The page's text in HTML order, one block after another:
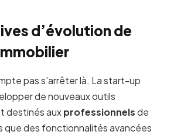
d’évolution de
pas s’arrêter là. La start-up
de nouveaux outils
destinés auxprofessionnelsde
que des fonctionnalités avancées